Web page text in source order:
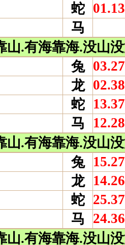
蛇
马
山.有海靠海.没山
兔
龙 02.38
蛇
马
12.28
山.有海靠海.没山
兔
龙
蛇
马
24.36
山.有海靠海.没山